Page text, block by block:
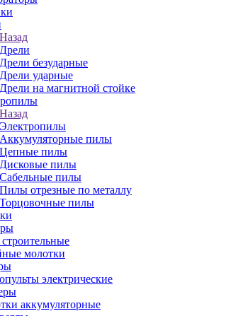
Назад
Дрели
Дрели безударные
Дрели ударные
Дрели на магнитной стойке
Назад
Электропилы
Аккумуляторные пилы
Цепные пилы
Дисковые пилы
Сабельные пилы
Пилы отрезные по металлу
Торцовочные пилы
молотки
электрические
аккумуляторные